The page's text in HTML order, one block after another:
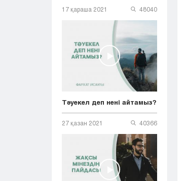
17 қараша 2021 48040
Тәуекел деп нені айтамыз?
27 қазан 2021 40366